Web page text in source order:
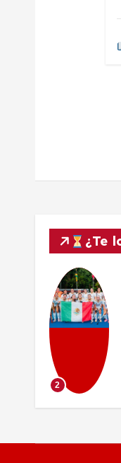
s
¿Te
2